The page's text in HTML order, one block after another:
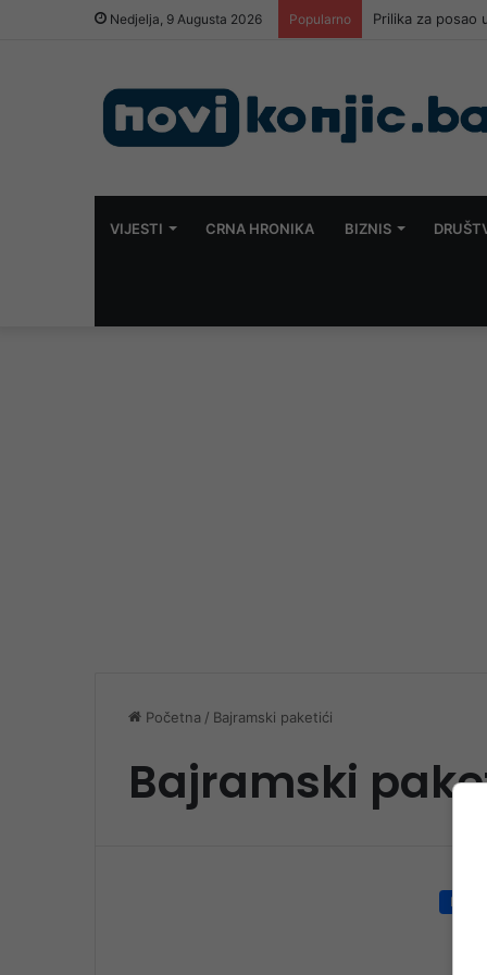
Nedjelja, 9 Augusta 2026 Popularno Prilika za posao
VIJESTI CRNA HRONIKA BIZNIS
Početna / Bajramski paketići
Bajramski